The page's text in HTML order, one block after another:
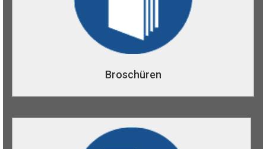
Broschüren
Klebebindungen im eigenen Haus fertigen. Bei
Drahtheftungen können wir sogar bis DIN A3 anbieten,
was ideal ist für Hauszeitschriften im Zeitungsformat.
Jetzt unverbindlich anfragen.